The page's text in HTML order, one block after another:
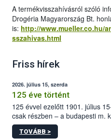
A termékvisszahívásról szóló
Drogéria Magyarország Bt.
is: http://www.mueller.co.hu/
sszahivas.html
Friss hírek
2026. július 15, szerda
125 éve történt
125 évvel ezelőtt 1901. július
csak részben – a budapesti m.
állomás a Kis Rókus utca 15.
tervezett új épületébe.
TOVÁBB >